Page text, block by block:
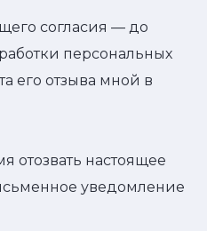
согласия — до
персональных
его отзыва мной в
отозвать настоящее
уведомление